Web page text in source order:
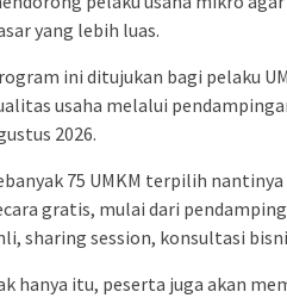
yang lebih luas.
ini ditujukan bagi pelaku
usaha melalui
2026.
75 UMKM terpilih
gratis, mulai dari
sharing session, konsultasi
hanya itu, peserta juga akan